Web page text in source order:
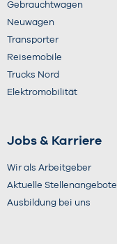
Gebrauchtwagen
Neuwagen
Transporter
Reisemobile
Trucks Nord
Elektromobilität
Jobs & Karriere
Wir als Arbeitgeber
Aktuelle Stellenangebote
Ausbildung bei uns